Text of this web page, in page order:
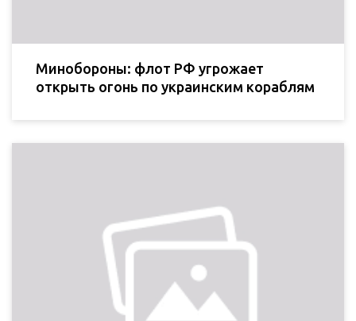
Минобороны: флот РФ угрожает
открыть огонь по украинским кораблям